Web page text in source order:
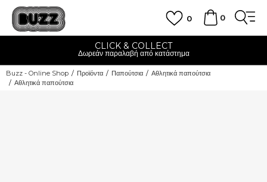
0
0
CLICK & COLLECT
Δωρεάν παραλαβή από κατάστημα
Buzz - Online Shop Προϊόντα Παπούτσια
Αθλητικά παπούτσια
Αθλητικά παπούτσια